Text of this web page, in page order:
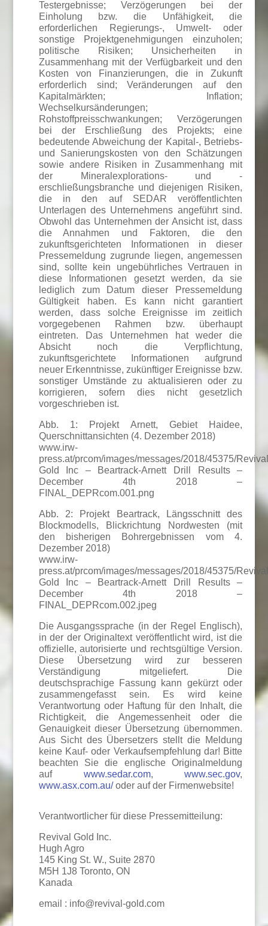
Testergebnisse; Verzögerungen bei der
Einholung bzw. die Unfähigkeit, die
erforderlichen Regierungs-, Umwelt- oder
sonstige Projektgenehmigungen einzuholen;
politische Risiken; Unsicherheiten in
Zusammenhang mit der Verfügbarkeit und den
Kosten von Finanzierungen, die in Zukunft
erforderlich sind; Veränderungen auf den
Kapitalmärkten; Inflation;
Wechselkursänderungen;
Rohstoffpreisschwankungen; Verzögerungen
bei der Erschließung des Projekts; eine
bedeutende Abweichung der Kapital-, Betriebs-
und Sanierungskosten von den Schätzungen
sowie andere Risiken in Zusammenhang mit
der Mineralexplorations- und -
erschließungsbranche und diejenigen Risiken,
die in den auf SEDAR veröffentlichten
Unterlagen des Unternehmens angeführt sind.
Obwohl das Unternehmen der Ansicht ist, dass
die Annahmen und Faktoren, die den
zukunftsgerichteten Informationen in dieser
Pressemeldung zugrunde liegen, angemessen
sind, sollte kein ungebührliches Vertrauen in
diese Informationen gesetzt werden, da sie
lediglich zum Datum dieser Pressemeldung
Gültigkeit haben. Es kann nicht garantiert
werden, dass solche Ereignisse im zeitlich
vorgegebenen Rahmen bzw. überhaupt
eintreten. Das Unternehmen hat weder die
Absicht noch die Verpflichtung,
zukunftsgerichtete Informationen aufgrund
neuer Erkenntnisse, zukünftiger Ereignisse bzw.
sonstiger Umstände zu aktualisieren oder zu
korrigieren, sofern dies nicht gesetzlich
vorgeschrieben ist.
Abb. 1: Projekt Arnett, Gebiet Haidee,
Querschnittansichten (4. Dezember 2018)
www.irw-
press.at/prcom/images/messages/2018/45375/Revival
Gold Inc – Beartrack-Arnett Drill Results –
December 4th 2018 –
FINAL_DEPRcom.001.png
Abb. 2: Projekt Beartrack, Längsschnitt des
Blockmodells, Blickrichtung Nordwesten (mit
den bisherigen Bohrergebnissen vom 4.
Dezember 2018)
www.irw-
press.at/prcom/images/messages/2018/45375/Revival
Gold Inc – Beartrack-Arnett Drill Results –
December 4th 2018 –
FINAL_DEPRcom.002.jpeg
Die Ausgangssprache (in der Regel Englisch),
in der der Originaltext veröffentlicht wird, ist die
offizielle, autorisierte und rechtsgültige Version.
Diese Übersetzung wird zur besseren
Verständigung mitgeliefert. Die
deutschsprachige Fassung kann gekürzt oder
zusammengefasst sein. Es wird keine
Verantwortung oder Haftung für den Inhalt, die
Richtigkeit, die Angemessenheit oder die
Genauigkeit dieser Übersetzung übernommen.
Aus Sicht des Übersetzers stellt die Meldung
keine Kauf- oder Verkaufsempfehlung dar! Bitte
beachten Sie die englische Originalmeldung
auf www.sedar.com,www.sec.gov,
www.asx.com.au/oder auf der Firmenwebsite!
Verantwortlicher für diese Pressemitteilung:
Revival Gold Inc.
Hugh Agro
145 King St. W., Suite 2870
M5H 1J8 Toronto, ON
Kanada
email : info@revival-gold.com